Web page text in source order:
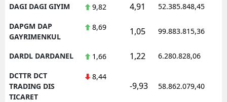
DAGI DAGI GIYIM 9,82 4,91 52.385.848,45
DAPGM DAP
GAYRIMENKUL
8,69 1,05 99.883.815,36
DARDL DARDANEL 1,66 1,22 6.280.828,06
DCTTR DCT
TRADING DIS
TICARET
8,44
-9,93 58.862.079,40